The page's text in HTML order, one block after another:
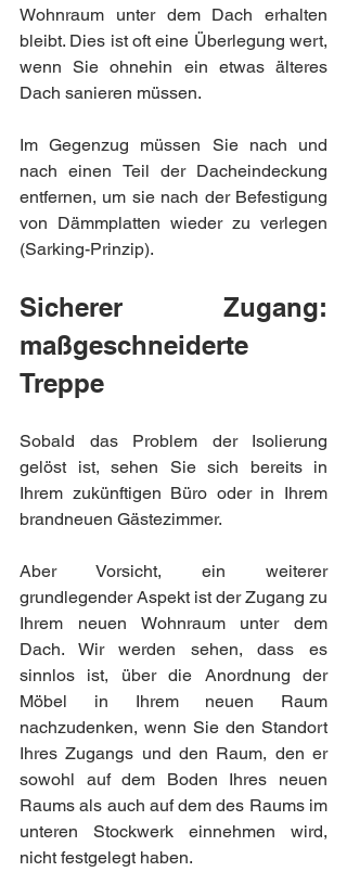
Wohnraum unter dem Dach erhalten
bleibt. Dies ist oft eine Überlegung wert,
wenn Sie ohnehin ein etwas älteres
Dach sanieren müssen.
Im Gegenzug müssen Sie nach und
nach einen Teil der Dacheindeckung
entfernen, um sie nach der Befestigung
von Dämmplatten wieder zu verlegen
(Sarking-Prinzip).
Sicherer Zugang:
maßgeschneiderte
Treppe
Sobald das Problem der Isolierung
gelöst ist, sehen Sie sich bereits in
Ihrem zukünftigen Büro oder in Ihrem
brandneuen Gästezimmer.
Aber Vorsicht, ein weiterer
grundlegender Aspekt ist der Zugang zu
Ihrem neuen Wohnraum unter dem
Dach. Wir werden sehen, dass es
sinnlos ist, über die Anordnung der
Möbel in Ihrem neuen Raum
nachzudenken, wenn Sie den Standort
Ihres Zugangs und den Raum, den er
sowohl auf dem Boden Ihres neuen
Raums als auch auf dem des Raums im
unteren Stockwerk einnehmen wird,
nicht festgelegt haben.